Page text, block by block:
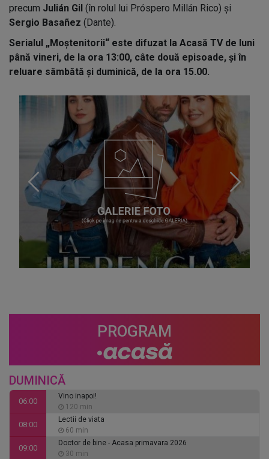
precum Julián Gil (în rolul lui Próspero Millán Rico) și
Sergio Basañez (Dante).
Serialul „Moștenitorii“ este difuzat la Acasă TV de luni
până vineri, de la ora 13:00, câte două episoade, și în
reluare sâmbătă și duminică, de la ora 15.00.
PROGRAM
DUMINICĂ
06:00
Vino inapoi!
120 min
08:00
Lectii de viata
60 min
09:00
Doctor de bine - Acasa primavara 2026
30 min